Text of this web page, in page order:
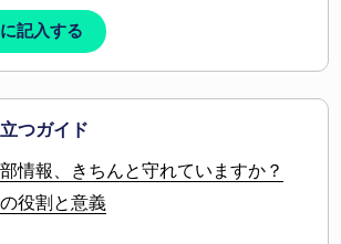
記入する
つガイド
情報、きちんと守れていますか？
役割と意義